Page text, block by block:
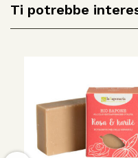
Ti potrebbe